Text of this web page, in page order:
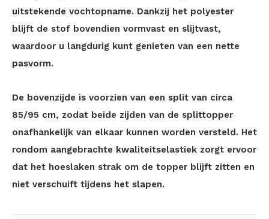
uitstekende vochtopname. Dankzij het polyester
blijft de stof bovendien vormvast en slijtvast,
waardoor u langdurig kunt genieten van een nette
pasvorm.
De bovenzijde is voorzien van een split van circa
85/95 cm, zodat beide zijden van de splittopper
onafhankelijk van elkaar kunnen worden versteld. Het
rondom aangebrachte kwaliteitselastiek zorgt ervoor
dat het hoeslaken strak om de topper blijft zitten en
niet verschuift tijdens het slapen.